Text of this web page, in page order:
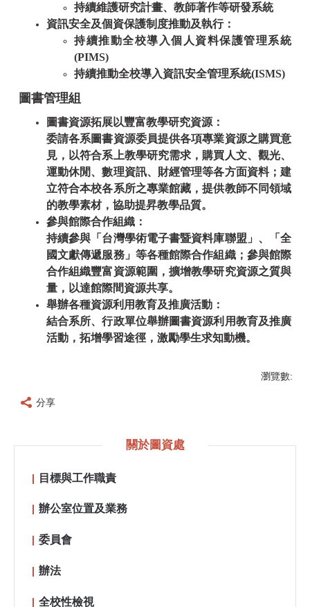
持續維護研究計畫、教師著作等研發系統
資訊安全及個資保護制度推動及執行：
持續推動全校導入個人資料保護管理系統
(PIMS)
持續推動全校導入資訊安全管理系統(ISMS)
圖書管理組
圖書資源拓展以豐富教學研究資源：
委請各系圖書資源委員提供各項專業資源之購買意
見，以符合系上教學研究需求，購買人文、觀光、
運動休閒、數理資訊、財經管理等各方面資料；建
立符合本校各系所之專業館藏，提供教師不同領域
的教學素材，協助提昇教學品質。
參與館際合作組織：
持續參與「台灣學術電子書暨資料庫聯盟」、「全
國文獻傳遞服務」等各種館際合作組織；參與館際
合作組織豐富資源範圍，擴增教學研究資源之質與
量，以達館際間資源共享。
舉辦各種資源利用教育及推廣活動：
結合系所、行政單位舉辦圖書資源利用教育及推廣
活動，拓增學習途徑，激勵學生求知動機。
瀏覽數:
分享
關於圖資處
目標與工作職責
辦公室位置及業務
委員會
辦法
全校性檢視